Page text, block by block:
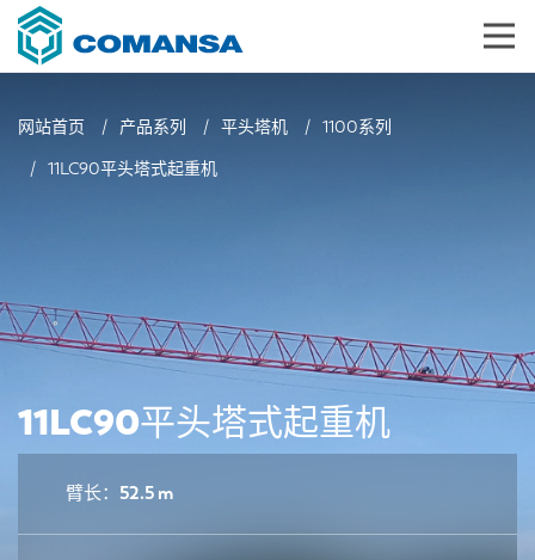
网站首页 产品系列 平头塔机 1100系列
11LC90平头塔式起重机
11LC90平头塔式起重机
臂长：52.5 m